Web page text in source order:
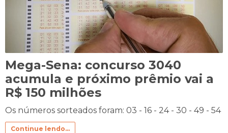
Mega-Sena: concurso 3040
acumula e próximo prêmio vai a
R$ 150 milhões
Os números sorteados foram: 03 - 16 - 24 - 30 - 49 - 54
Continue lendo...